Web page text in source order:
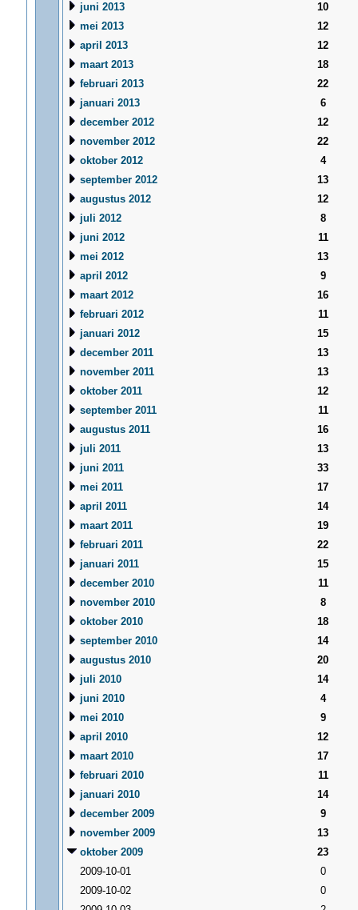
juni 2013
10
mei 2013
12
april 2013
12
maart 2013
18
februari 2013
22
januari 2013
6
december 2012
12
november 2012
22
oktober 2012
4
september 2012
13
augustus 2012
12
juli 2012
8
juni 2012
11
mei 2012
13
april 2012
9
maart 2012
16
februari 2012
11
januari 2012
15
december 2011
13
november 2011
13
oktober 2011
12
september 2011
11
augustus 2011
16
juli 2011
13
juni 2011
33
mei 2011
17
april 2011
14
maart 2011
19
februari 2011
22
januari 2011
15
december 2010
11
november 2010
8
oktober 2010
18
september 2010
14
augustus 2010
20
juli 2010
14
juni 2010
4
mei 2010
9
april 2010
12
maart 2010
17
februari 2010
11
januari 2010
14
december 2009
9
november 2009
13
oktober 2009
23
2009-10-01
0
2009-10-02
0